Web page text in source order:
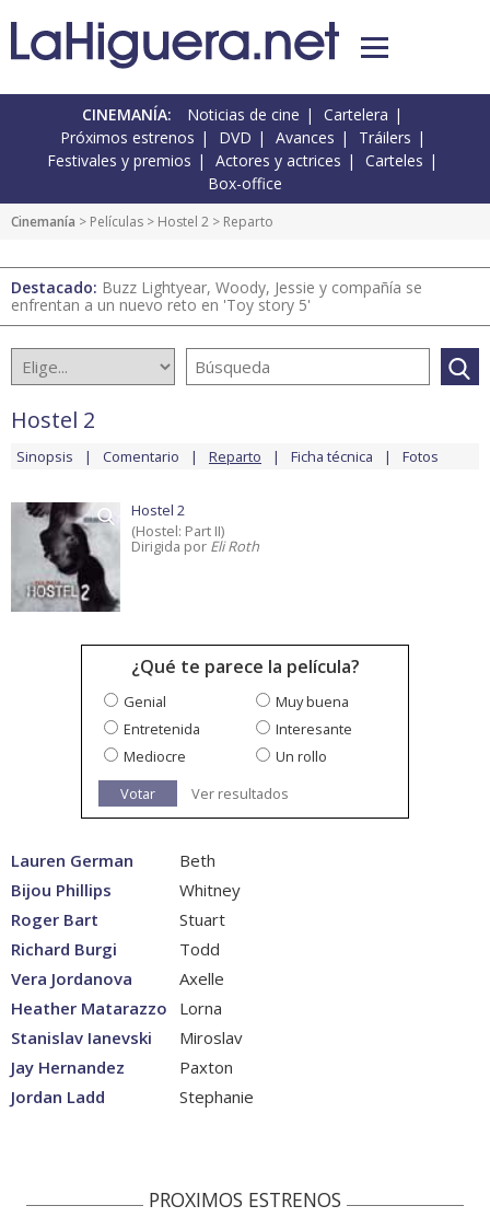
CINEMANÍA: Noticias de cine
Cartelera
Próximos estrenos
DVD Avances
Tráilers
Festivales y premios
Actores y actrices
Carteles
Box-office
Cinemanía > Películas > Hostel 2 > Reparto
Destacado: Buzz Lightyear, Woody, Jessie y compañía se
enfrentan a un nuevo reto en 'Toy story 5'
Hostel 2
Sinopsis Comentario Reparto Ficha técnica Fotos
Hostel 2
(Hostel: Part II)
Dirigida por Eli Roth
¿Qué te parece la película?
Genial
Muy buena
Entretenida
Interesante
Mediocre
Un rollo
Votar
Ver resultados
Lauren German
Beth
Bijou Phillips
Whitney
Roger Bart
Stuart
Richard Burgi
Todd
Vera Jordanova
Axelle
Heather Matarazzo
Lorna
Stanislav Ianevski
Miroslav
Jay Hernandez
Paxton
Jordan Ladd
Stephanie
PROXIMOS ESTRENOS